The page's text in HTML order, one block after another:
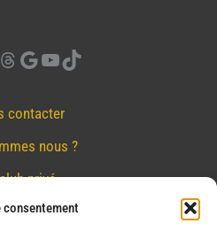
consentement
Threads
Google
YouTube
TikTok
contacter
nous ?
privé